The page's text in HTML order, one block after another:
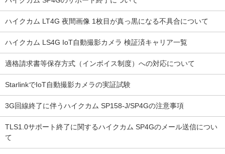
ハイクカム LT4G 夜間画像 1枚目が真っ黒になる不具合について
ハイクカム LS4G IoT自動撮影カメラ 検証済キャリア一覧
適格請求書等保存方式（インボイス制度）への対応について
StarlinkでIoT自動撮影カメラの実証試験
3G回線終了に伴うハイクカム SP158-J/SP4Gの注意事項
TLS1.0サポート終了に関するハイクカム SP4Gのメール送信につい
て